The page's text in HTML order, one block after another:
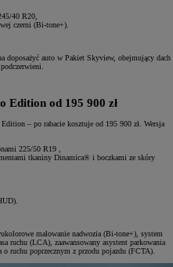
40 R20,
czerni (Bi-tone+).
doposażyć auto w Pakiet Skyview, obejmujący dach
Edition od 195 900 zł
– po rabacie kosztuje od 195 900 zł. Wersja
225/50 R19 ,
tkaniny Dinamica® i boczkami ze skóry
malowanie nadwozia (Bi-tone+), system
ruchu (LCA), zaawansowany asystent parkowania
o ruchu poprzecznym z przodu pojazdu (FCTA).